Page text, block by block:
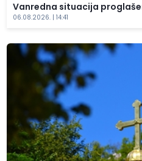
Vanredna situacija
06.08.2026. | 14:41